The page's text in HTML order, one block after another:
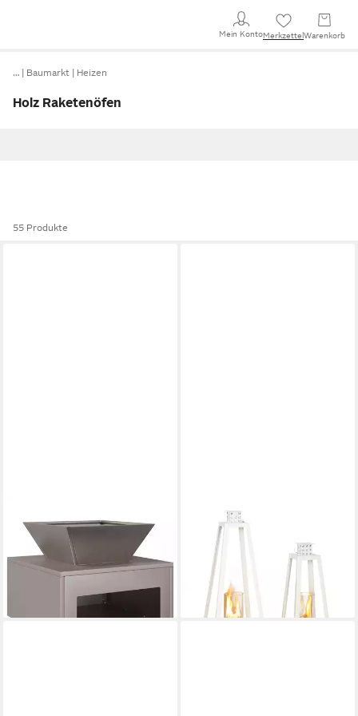
Mein KontoMerkzettel Warenkorb
… Baumarkt Heizen
Holz Raketenöfen
55 Produkte
Feuerstelle Feuerstelle
Rostoptik 50 x 50 x 40 cm,
(1-St)
lieferbar - in 4-5 Werktagen bei dir
BLUMFELDT
Feuerstelle Triangolo, (2-Set)
112,99 €
133,99 €
-16%
lieferbar - in 3-4 Werktagen bei dir